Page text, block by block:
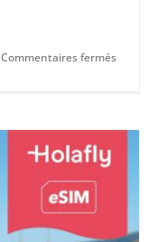
Commentaires ferméssur